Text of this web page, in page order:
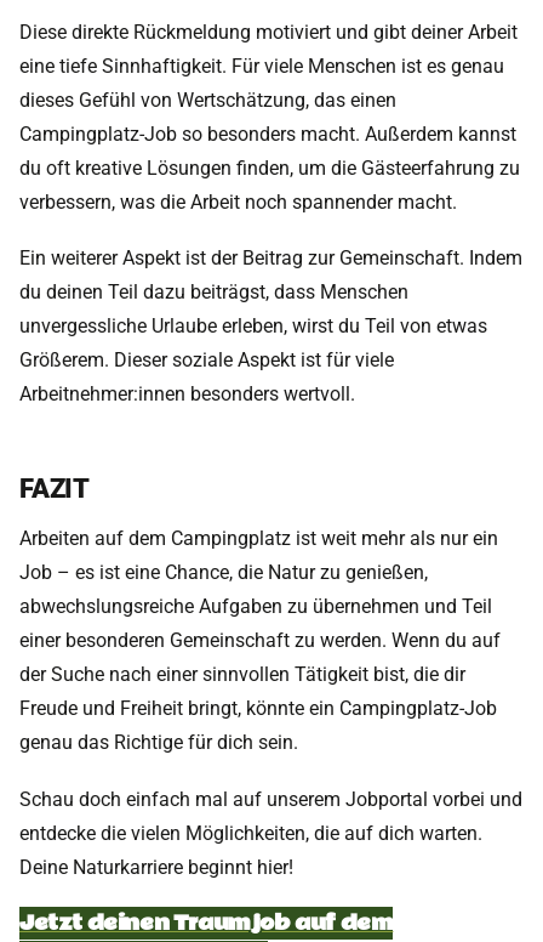
Diese direkte Rückmeldung motiviert und gibt deiner Arbeit
eine tiefe Sinnhaftigkeit. Für viele Menschen ist es genau
dieses Gefühl von Wertschätzung, das einen
Campingplatz-Job so besonders macht. Außerdem kannst
du oft kreative Lösungen finden, um die Gästeerfahrung zu
verbessern, was die Arbeit noch spannender macht.
Ein weiterer Aspekt ist der Beitrag zur Gemeinschaft. Indem
du deinen Teil dazu beiträgst, dass Menschen
unvergessliche Urlaube erleben, wirst du Teil von etwas
Größerem. Dieser soziale Aspekt ist für viele
Arbeitnehmer:innen besonders wertvoll.
FAZIT
Arbeiten auf dem Campingplatz ist weit mehr als nur ein
Job – es ist eine Chance, die Natur zu genießen,
abwechslungsreiche Aufgaben zu übernehmen und Teil
einer besonderen Gemeinschaft zu werden. Wenn du auf
der Suche nach einer sinnvollen Tätigkeit bist, die dir
Freude und Freiheit bringt, könnte ein Campingplatz-Job
genau das Richtige für dich sein.
Schau doch einfach mal auf unserem Jobportal vorbei und
entdecke die vielen Möglichkeiten, die auf dich warten.
Deine Naturkarriere beginnt hier!
Jetzt deinen Traumjob auf dem